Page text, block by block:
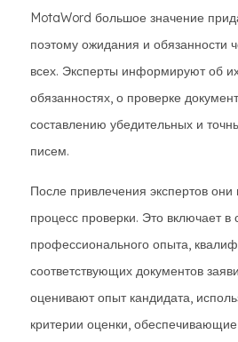
MotaWord большое значение
поэтому ожидания и обязанности
всех. Эксперты информируют об
обязанностях, о проверке
составлению убедительных и
писем.
После привлечения экспертов
процесс проверки. Это включает в
профессионального опыта,
соответствующих документов
оценивают опыт кандидата,
критерии оценки, обеспечивающие